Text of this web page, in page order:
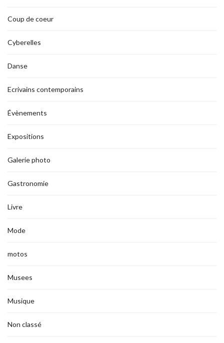
Coup de coeur
Cyberelles
Danse
Ecrivains contemporains
Évènements
Expositions
Galerie photo
Gastronomie
Livre
Mode
motos
Musees
Musique
Non classé